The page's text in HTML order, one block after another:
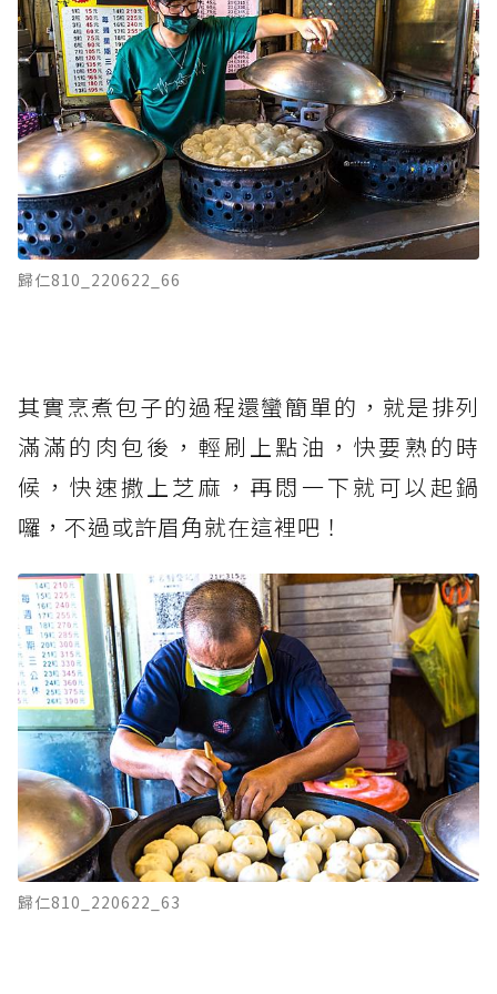
歸仁810_220622_66
其實烹煮包子的過程還蠻簡單的，就是排列
滿滿的肉包後，輕刷上點油，快要熟的時
候，快速撒上芝麻，再悶一下就可以起鍋
囉，不過或許眉角就在這裡吧！
歸仁810_220622_63